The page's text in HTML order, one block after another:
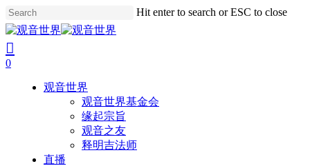
Skip
to
main
content
Hit enter to search or ESC to close
Close
Search
search
account
0
观音世界
观音世界基金会
缘起宗旨
观音之友
释明吉法师
直播